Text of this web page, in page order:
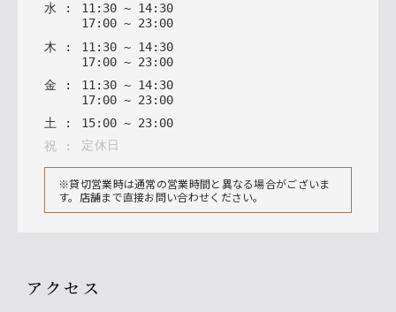
水 : 11: 30 ~ 14: 30
17: 00 ~ 23: 00
木 : 11 : 30 ~ 14: 30
17: 00 ~ 23: 00
金 : 11 : 30 ~ 14: 30
17: 00 ~ 23: 00
土 : 15: 00 ~ 23: 00
祝 : 定休日
※貸切営業時は通常の営業時間と異なる場合がございま
す。店舗まで直接お問い合わせください。
アクセス